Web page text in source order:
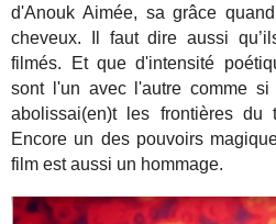
d'Anouk Aimée, sa grâce
cheveux. Il faut dire aussi
filmés. Et que d'intensité
sont l'un avec l'autre comme
abolissai(en)t les frontières
Encore un des pouvoirs
film est aussi un hommage.